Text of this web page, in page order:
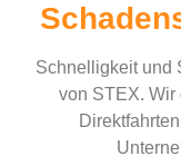
Schnelligkeit und
von STEX. Wir